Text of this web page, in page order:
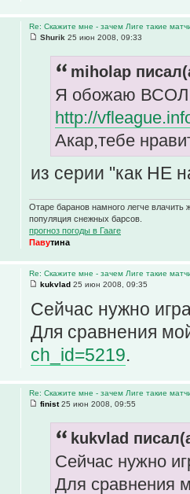
Re: Скажите мне - зачем Лиге такие
Shurik 25 июн 2008, 09:33
miholap
Я обожаю ВСОЛ
http://
Акар,тебе
из серии "как НЕ
Отаре баранов намного легче влачить
популяция снежных барсов.
прогноз погоды в Гааге
Павутина
Re: Скажите мне - зачем Лиге такие
kukvlad 25 июн 2008, 09:35
Сейчас нужно
Для сравнения
ch_id=5219.
Re: Скажите мне - зачем Лиге такие
finist25 июн 2008, 09:55
kukvlad
Сейчас нужно
Для сравнения